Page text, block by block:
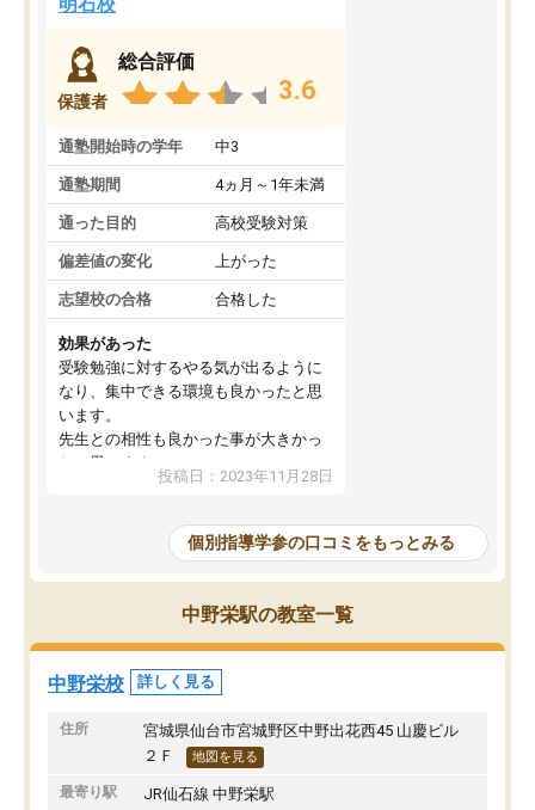
保護者
総合評価
3.6
通塾開始時の学年 中3
通塾期間 4ヵ月～1年未満
通った目的 高校受験対策
偏差値の変化 上がった
志望校の合格 合格した
効果があった
受験勉強に対するやる気が出るように
なり、集中できる環境も良かったと思
います。
先生との相性も良かった事が大きかっ
たと思います。
投稿日：2023年11月28日
個別指導学参の口コミをもっとみる
中野栄駅の教室一覧
中野栄校 詳しく見る
住所
宮城県仙台市宮城野区中野出花西45 山慶ビル
２Ｆ
地図を見る
最寄り駅 JR仙石線 中野栄駅